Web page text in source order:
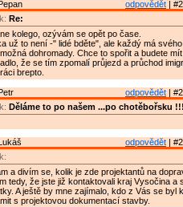
odpovědět |
Re:
kolego, ozývám se opět po čase.
už to není -" lidé bděte", ale každý má
dohromady. Chce to spořit a budete
že se tím zpomalí průjezd a průchod
brepto.
odpovědět |
Děláme to po našem ...po chotěbořsku
odpovědět |
a divím se, kolik je zde projektantů na
tedy, že jste již kontaktovali kraj Vysočina a
A ještě by mne zajímalo, kdo z Vás se byl
s projektovou dokumentací stavby.